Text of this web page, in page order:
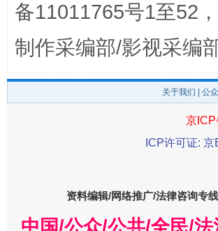
备11011765号1至52
制作采编部/影视采编
关于我们 公
京
ICP许可证:
资料编辑/网络推广/法律咨询专线
中国/公众/公共/全民/